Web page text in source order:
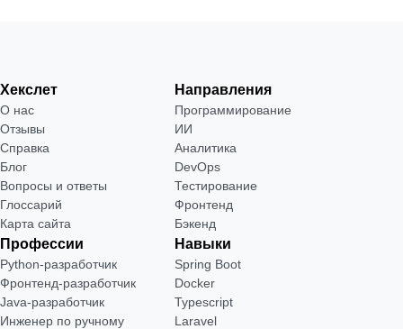
Хекслет
О нас
Отзывы
Справка
Блог
Вопросы и ответы
Глоссарий
Карта сайта
Направления
Программирование
ИИ
Аналитика
DevOps
Тестирование
Фронтенд
Бэкенд
Профессии
Python-разработчик
Фронтенд-разработчик
Java-разработчик
Инженер по ручному
Навыки
Spring Boot
Docker
Typescript
Laravel